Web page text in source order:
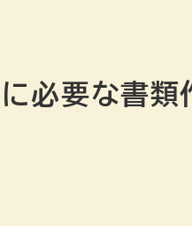
必要な書